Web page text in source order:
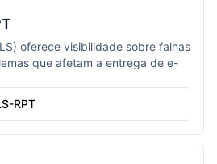
oferece visibilidade sobre falhas
que afetam a entrega de e-
RPT